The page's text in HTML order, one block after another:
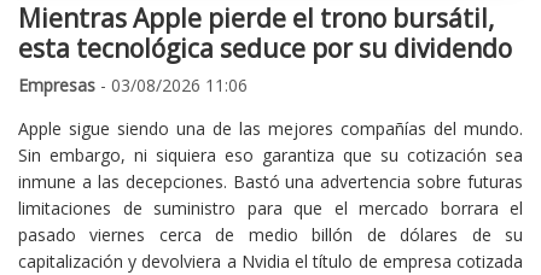
Mientras Apple pierde el trono bursátil,
esta tecnológica seduce por su dividendo
Empresas - 03/08/2026 11:06
Apple sigue siendo una de las mejores compañías del mundo.
Sin embargo, ni siquiera eso garantiza que su cotización sea
inmune a las decepciones. Bastó una advertencia sobre futuras
limitaciones de suministro para que el mercado borrara el
pasado viernes cerca de medio billón de dólares de su
capitalización y devolviera a Nvidia el título de empresa cotizada